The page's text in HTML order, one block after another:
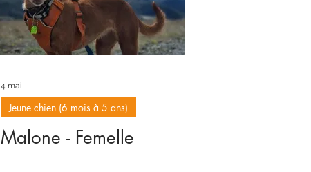
4 mai
Jeune chien (6 mois à 5 ans)
Malone - Femelle